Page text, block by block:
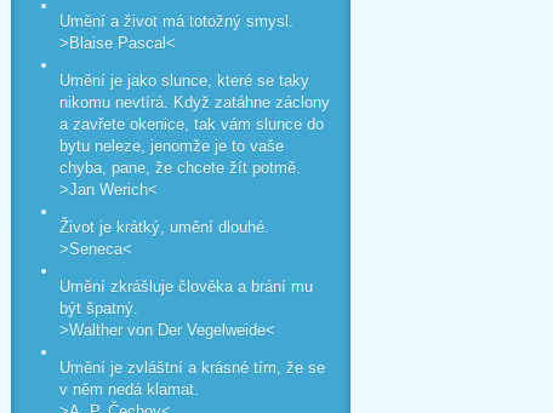
Umění a život má totožný smysl.
>Blaise Pascal<
Umění je jako slunce, které se taky
nikomu nevtírá. Když zatáhne záclony
a zavřete okenice, tak vám slunce do
bytu neleze, jenomže je to vaše
chyba, pane, že chcete žít potmě.
>Jan Werich<
Život je krátký, umění dlouhé.
>Seneca<
Umění zkrášluje člověka a brání mu
být špatný.
>Walther von Der Vegelweide<
Umění je zvláštní a krásné tím, že se
v něm nedá klamat.